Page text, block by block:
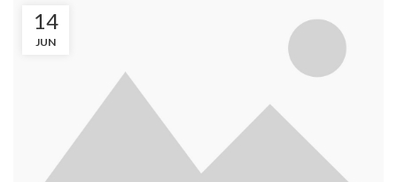
14
JUN